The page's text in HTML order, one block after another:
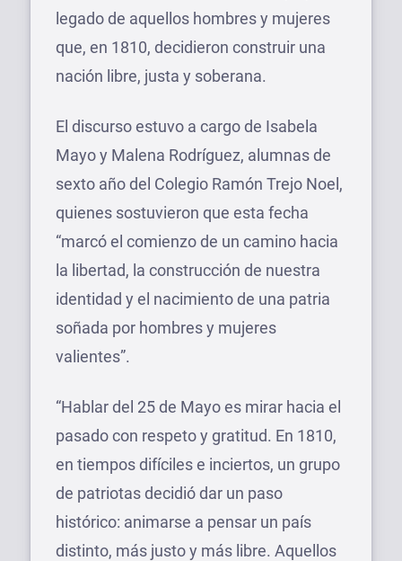
legado de aquellos hombres y mujeres
que, en 1810, decidieron construir una
nación libre, justa y soberana.
El discurso estuvo a cargo de Isabela
Mayo y Malena Rodríguez, alumnas de
sexto año del Colegio Ramón Trejo Noel,
quienes sostuvieron que esta fecha
“marcó el comienzo de un camino hacia
la libertad, la construcción de nuestra
identidad y el nacimiento de una patria
soñada por hombres y mujeres
valientes”.
“Hablar del 25 de Mayo es mirar hacia el
pasado con respeto y gratitud. En 1810,
en tiempos difíciles e inciertos, un grupo
de patriotas decidió dar un paso
histórico: animarse a pensar un país
distinto, más justo y más libre. Aquellos